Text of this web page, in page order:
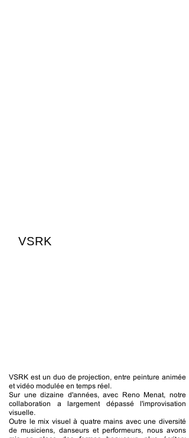
VSRK
VSRK est un duo de projection, entre peinture animée
et vidéo modulée en temps réel.
Sur une dizaine d'années, avec Reno Menat, notre
collaboration a largement dépassé l'improvisation
visuelle.
Outre le mix visuel à quatre mains avec une diversité
de musiciens, danseurs et performeurs, nous avons